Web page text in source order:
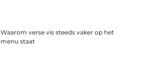
Waarom verse vis steeds vaker op het
menu staat